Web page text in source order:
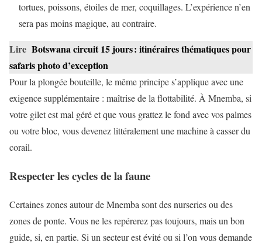
tortues, poissons, étoiles de mer, coquillages. L’expérience n’en
sera pas moins magique, au contraire.
Lire Botswana circuit 15 jours : itinéraires thématiques pour
safaris photo d’exception
Pour la plongée bouteille, le même principe s’applique avec une
exigence supplémentaire : maîtrise de la flottabilité. À Mnemba, si
votre gilet est mal géré et que vous grattez le fond avec vos palmes
ou votre bloc, vous devenez littéralement une machine à casser du
corail.
Respecter les cycles de la faune
Certaines zones autour de Mnemba sont des nurseries ou des
zones de ponte. Vous ne les repérerez pas toujours, mais un bon
guide, si, en partie. Si un secteur est évité ou si l’on vous demande